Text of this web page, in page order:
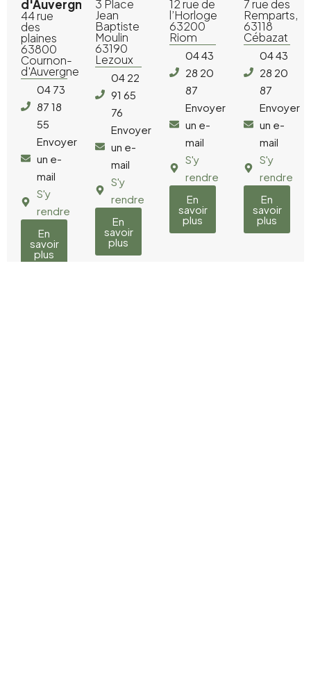
d'Auvergne
44 rue
des
plaines
63800
Cournon-
d'Auvergne
04 73
87 18
55
Envoyer
un e-
mail
S'y
rendre
En
savoir
plus
3 Place
Jean
Baptiste
Moulin
63190
Lezoux
04 22
91 65
76
Envoyer
un e-
mail
S'y
rendre
En
savoir
plus
12 rue de
l’Horloge
63200
Riom
04 43
28 20
87
Envoyer
un e-
mail
S'y
rendre
En
savoir
plus
7 rue des
Remparts,
63118
Cébazat
04 43
28 20
87
Envoyer
un e-
mail
S'y
rendre
En
savoir
plus